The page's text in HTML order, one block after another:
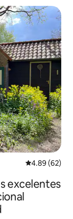
Calificación
4.89 (62)
excelentes